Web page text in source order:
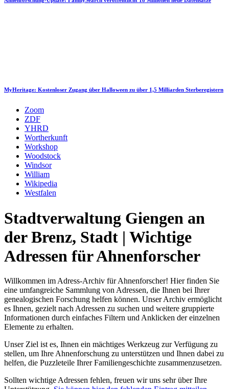
MyHeritage: Kostenloser Zugang über Halloween zu über 1,5 Milliarden Sterberegistern
Zoom
ZDF
YHRD
Wortherkunft
Workshop
Woodstock
Windsor
William
Wikipedia
Westfalen
Stadtverwaltung Giengen an
der Brenz, Stadt | Wichtige
Adressen für Ahnenforscher
Willkommen im Adress-Archiv für Ahnenforscher! Hier finden Sie
eine umfangreiche Sammlung von Adressen, die Ihnen bei Ihrer
genealogischen Forschung helfen können. Unser Archiv ermöglicht
es Ihnen, gezielt nach Adressen zu suchen und weitere gruppierte
Informationen durch einfaches Filtern und Anklicken der einzelnen
Elemente zu erhalten.
Unser Ziel ist es, Ihnen ein mächtiges Werkzeug zur Verfügung zu
stellen, um Ihre Ahnenforschung zu unterstützen und Ihnen dabei zu
helfen, die Puzzleteile Ihrer Familiengeschichte zusammenzusetzen.
Sollten wichtige Adressen fehlen, freuen wir uns sehr über Ihre